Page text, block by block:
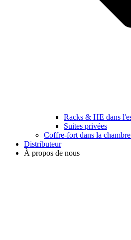
Racks & HE dans
Suites privées
Coffre-fort dans la
Distributeur
À propos de nous